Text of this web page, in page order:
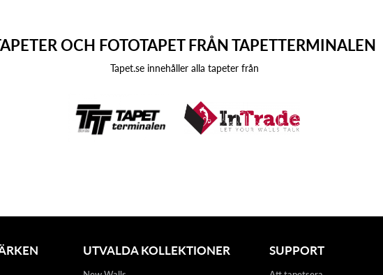
OCH FOTOTAPET FRÅN TAPETTERMINALEN
Tapet.se innehåller alla tapeter från
UTVALDA KOLLEKTIONER SUPPORT